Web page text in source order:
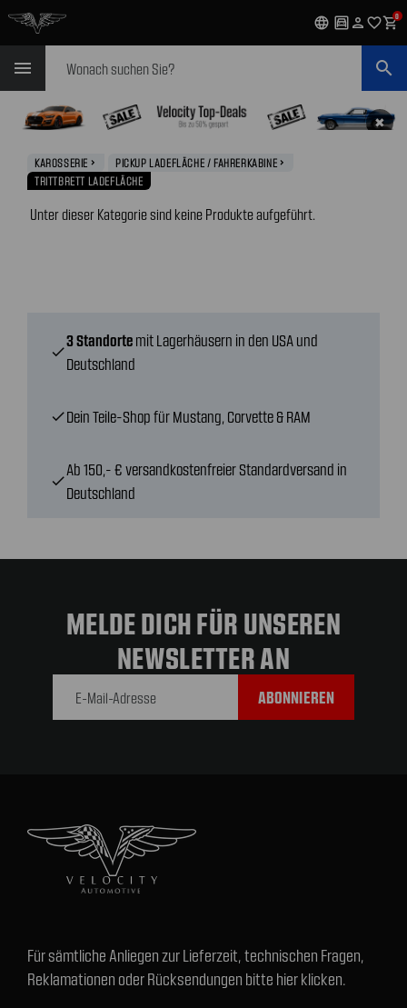
language garage person favorite_outlineshopping_cart0
menu search
✖
KAROSSERIE navigate_next PICKUP LADEFLÄCHE / FAHRERKABINE navigate_next
TRITTBRETT LADEFLÄCHE
Unter dieser Kategorie sind keine Produkte aufgeführt.
check
3 Standorte mit Lagerhäusern in den USA und
Deutschland
checkDein Teile-Shop für Mustang, Corvette & RAM
check
Ab 150,- € versandkostenfreier Standardversand in
Deutschland
MELDE DICH FÜR UNSEREN
NEWSLETTER AN
Für sämtliche Anliegen zur Lieferzeit, technischen Fragen,
Reklamationen oder Rücksendungen bitte hier klicken.